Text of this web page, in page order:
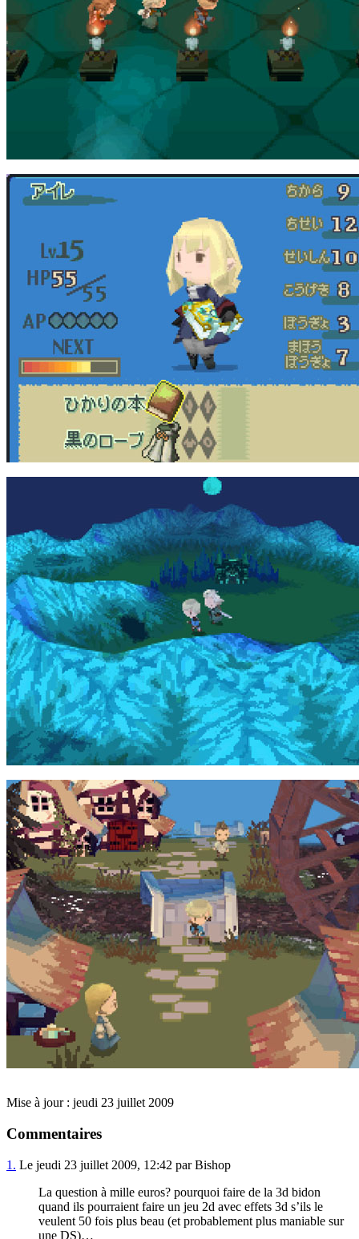
Mise à jour : jeudi 23 juillet 2009
Commentaires
1. Le jeudi 23 juillet 2009, 12:42 par Bishop
La question à mille euros? pourquoi faire de la 3d bidon
quand ils pourraient faire un jeu 2d avec effets 3d s’ils le
veulent 50 fois plus beau (et probablement plus maniable sur
une DS)…